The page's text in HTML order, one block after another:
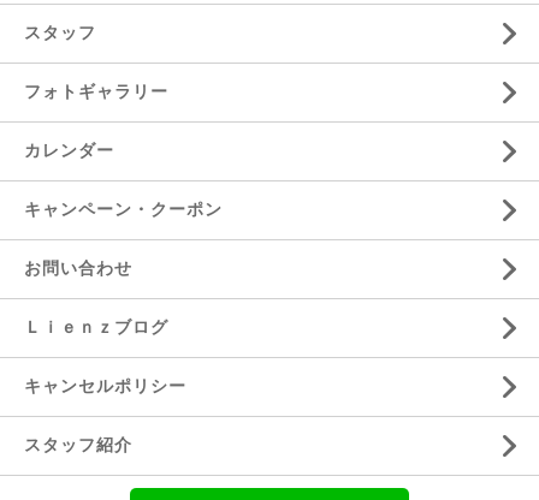
スタッフ
フォトギャラリー
カレンダー
キャンペーン・クーポン
お問い合わせ
Ｌｉｅｎｚブログ
キャンセルポリシー
スタッフ紹介